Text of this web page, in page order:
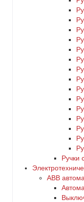
Ручки
ABB